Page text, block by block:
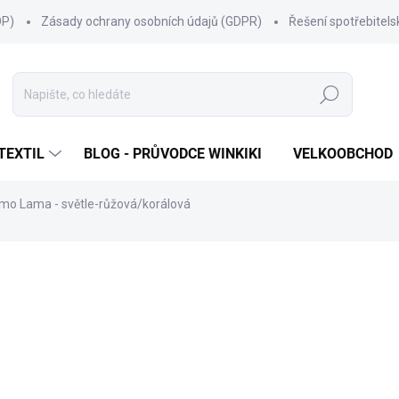
Zásady ochrany osobních údajů (GDPR) Řešení
Hledat
BLOG - PRŮVODCE WINKIKI VELKOOBCHOD
Lama - světle-růžová/korálová